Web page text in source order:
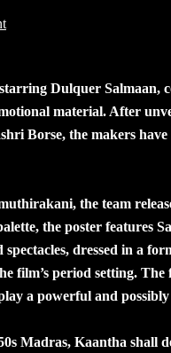
Dulquer Salmaan,
material. After
Borse, the makers
the team
the poster features
dressed in a
film’s period setting.
a powerful and
Madras, Kaantha shall